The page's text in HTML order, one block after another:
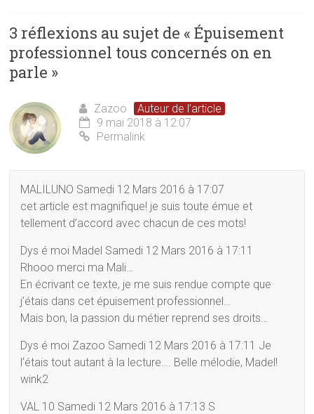
r
e
)
e
)
t
r
e
)
3 réflexions au sujet de «Épuisement
professionnel tous concernés on en
parle »
Zazoo
Auteur de l’article
9 mai 2018 à 12:07
Permalink
MALILUNO Samedi 12 Mars 2016 à 17:07
cet article est magnifique! je suis toute émue et
tellement d’accord avec chacun de ces mots!
Dys é moi Madel Samedi 12 Mars 2016 à 17:11
Rhooo merci ma Mali…
En écrivant ce texte, je me suis rendue compte que
j’étais dans cet épuisement professionnel…
Mais bon, la passion du métier reprend ses droits…
Dys é moi Zazoo Samedi 12 Mars 2016 à 17:11 Je
l’étais tout autant à la lecture…. Belle mélodie, Madel!
wink2
VAL 10 Samedi 12 Mars 2016 à 17:13 S